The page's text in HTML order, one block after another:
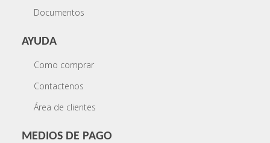
Documentos
AYUDA
Como comprar
Contactenos
Área de clientes
MEDIOS DE PAGO